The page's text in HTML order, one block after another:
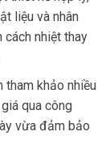
liệu và nhân
cách nhiệt thay
tham khảo nhiều
qua công
vừa đảm bảo